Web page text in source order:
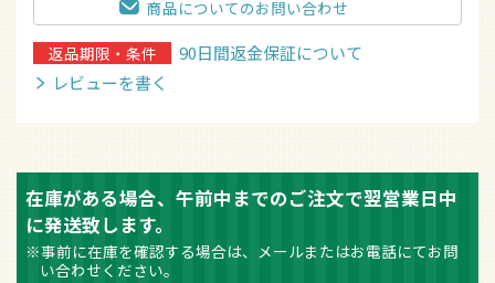
商品についてのお問い合わせ
返品期限・条件
90日間返金保証について
レビューを書く
在庫がある場合、午前中までのご注文で翌営業日中
に発送致します。
※事前に在庫を確認する場合は、メールまたはお電話にてお問
い合わせください。